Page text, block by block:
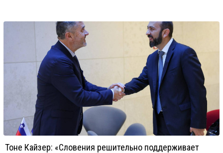
Тоне Кайзер: «Словения решительно поддерживает